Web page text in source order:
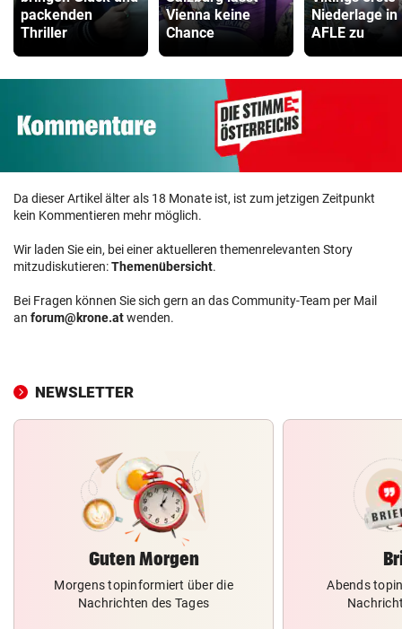
packenden
Thriller
Vienna keine
Chance
Niederlage in
AFLE zu
Da dieser Artikel älter als 18 Monate ist, ist zum jetzigen Zeitpunkt
kein Kommentieren mehr möglich.
Wir laden Sie ein, bei einer aktuelleren themenrelevanten Story
mitzudiskutieren:Themenübersicht.
Bei Fragen können Sie sich gern an das Community-Team per Mail
an forum@krone.atwenden.
NEWSLETTER
Guten Morgen
Morgens topinformiert über die
Nachrichten des Tages
Abends